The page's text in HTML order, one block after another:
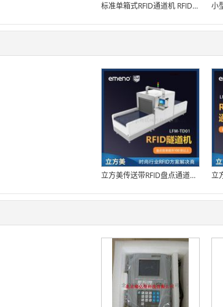
标准单箱式RFID通道机 RFID隧道机
立方美传送带RFID盘点通道机 LFM-TD01